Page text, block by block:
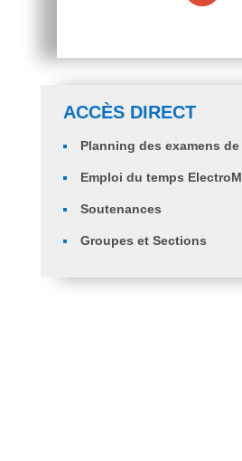
ACCÈS DIRECT
Planning des examens
Emploi du temps
Soutenances
Groupes et Sections